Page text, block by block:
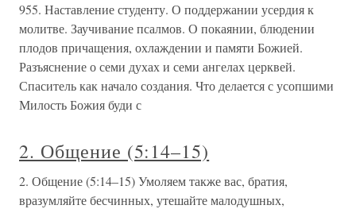
955. Наставление студенту. О поддержании усердия к
молитве. Заучивание псалмов. О покаянии, блюдении
плодов причащения, охлаждении и памяти Божией.
Разъяснение о семи духах и семи ангелах церквей.
Спаситель как начало создания. Что делается с усопшими
Милость Божия буди с
2. Общение (5:14–15)
2. Общение (5:14–15) Умоляем также вас, братия,
вразумляйте бесчинных, утешайте малодушных,